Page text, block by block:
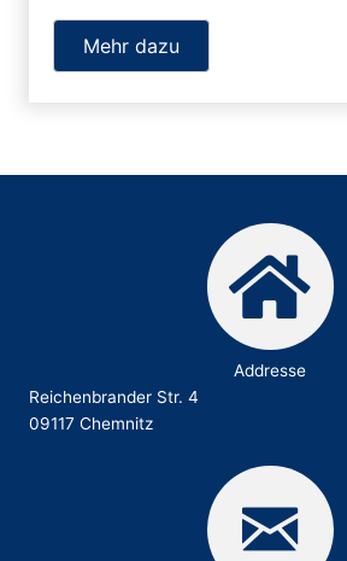
Mehr dazu
Addresse
Reichenbrander Str. 4
09117 Chemnitz